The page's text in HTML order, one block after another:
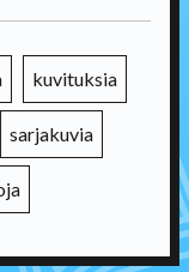
kuvituksia
sarjakuvia